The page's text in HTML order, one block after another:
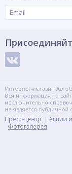
Интернет-магазин
Вся информация на
исключительно
не является публичной
Пресс-центр Акции
Фотогалерея